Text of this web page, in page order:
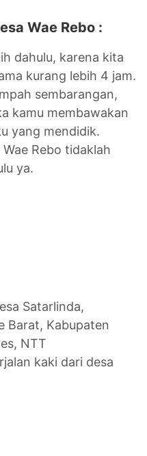
Wae Rebo :
dahulu, karena kita
kurang lebih 4 jam.
sembarangan,
kamu membawakan
yang mendidik.
Rebo tidaklah
ya.
Satarlinda,
Barat, Kabupaten
NTT
kaki dari desa